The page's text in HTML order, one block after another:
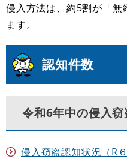
侵入方法は、約5割が「無
ます。
認知件数
令和6年中の侵入
侵入窃盗認知状況（R